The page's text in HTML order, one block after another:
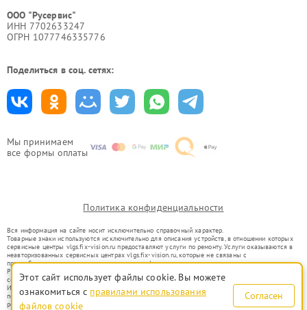
Мы принимаем
все формы оплаты
ООО "Русервис"
ИНН 7702633247
ОГРН 1077746335776
Поделиться в соц. сетях:
Политика конфиденциальности
Вся информация на сайте носит исключительно справочный характер.
Товарные знаки используются исключительно для описания устройств, в отношении которых
сервисные центры vlgs.fix-vision.ru предоставляют услуги по ремонту. Услуги оказываются в
неавторизованных сервисных центрах vlgs.fix-vision.ru, которые не связаны с
правообладателями товарных знаков или их официальными представителями.
Ремонт осуществляется для устройств, уже введенных в гражданский оборот в соответствии
со статьей 1487 ГК РФ.
Использование товарных знаков не преследует цели индивидуализации услуг или введения
потребителей в заблуждение, а служит для информирования о предоставляемых услугах по
ремонту техники указанных брендов.
Этот сайт использует файлы cookie. Вы можете
ознакомиться с правилами использования
файлов cookie
Согласен